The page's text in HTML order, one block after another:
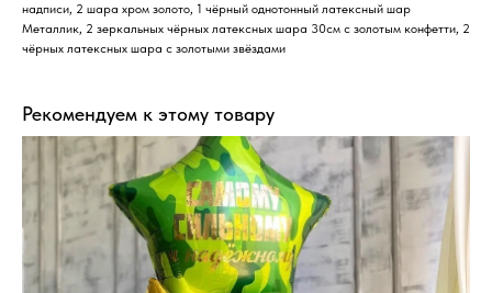
надписи, 2 шара хром золото, 1 чёрный однотонный латексный шар
Металлик, 2 зеркальных чёрных латексных шара 30см с золотым конфетти, 2
чёрных латексных шара с золотыми звёздами
Рекомендуем к этому товару